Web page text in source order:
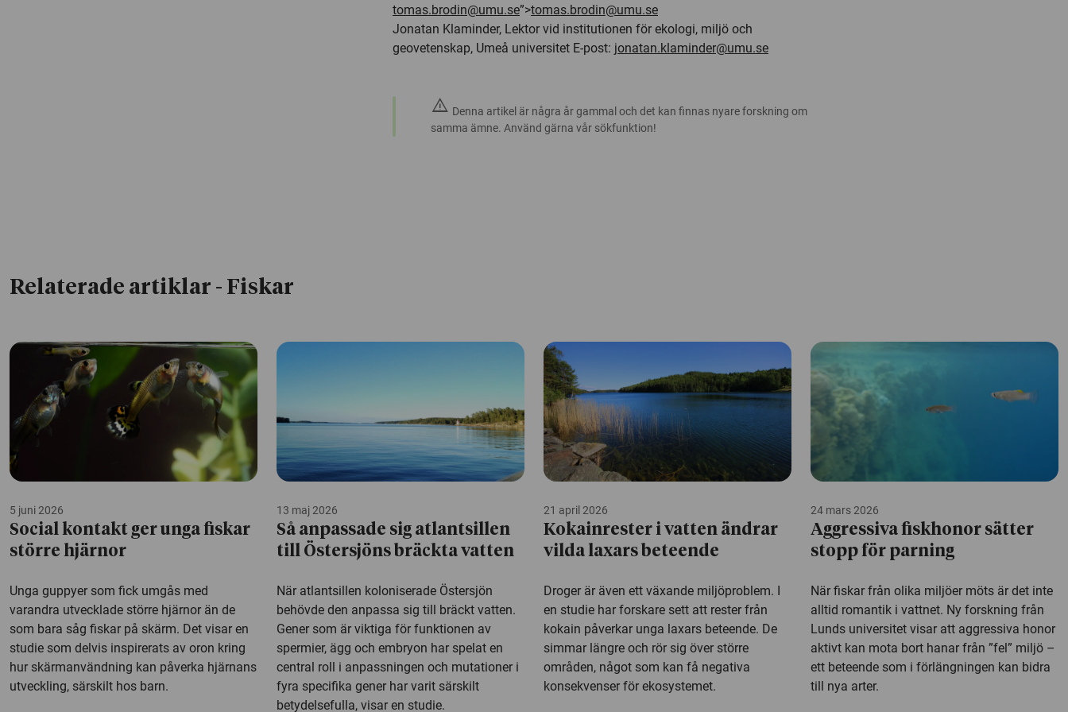
tomas.brodin@umu.se”>tomas.brodin@umu.se
Jonatan Klaminder, Lektor vid institutionen för ekologi, miljö och
geovetenskap, Umeå universitet E-post: jonatan.klaminder@umu.se
warning Denna artikel är några år gammal och det kan finnas nyare forskning om
samma ämne. Använd gärna vår sökfunktion!
Relaterade artiklar - Fiskar
5 juni 2026
Social kontakt ger unga fiskar
större hjärnor
Unga guppyer som fick umgås med
varandra utvecklade större hjärnor än de
som bara såg fiskar på skärm. Det visar en
studie som delvis inspirerats av oron kring
hur skärmanvändning kan påverka hjärnans
utveckling, särskilt hos barn.
13 maj 2026
Så anpassade sig atlantsillen
till Östersjöns bräckta vatten
När atlantsillen koloniserade Östersjön
behövde den anpassa sig till bräckt vatten.
Gener som är viktiga för funktionen av
spermier, ägg och embryon har spelat en
central roll i anpassningen och mutationer i
fyra specifika gener har varit särskilt
betydelsefulla, visar en studie.
21 april 2026
Kokainrester i vatten ändrar
vilda laxars beteende
Droger är även ett växande miljöproblem. I
en studie har forskare sett att rester från
kokain påverkar unga laxars beteende. De
simmar längre och rör sig över större
områden, något som kan få negativa
konsekvenser för ekosystemet.
24 mars 2026
Aggressiva fiskhonor sätter
stopp för parning
När fiskar från olika miljöer möts är det inte
alltid romantik i vattnet. Ny forskning från
Lunds universitet visar att aggressiva honor
aktivt kan mota bort hanar från ”fel” miljö –
ett beteende som i förlängningen kan bidra
till nya arter.